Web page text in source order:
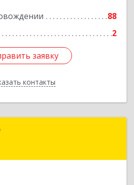
88
2
заявку
контакты
Подробнее
заявку
Назад